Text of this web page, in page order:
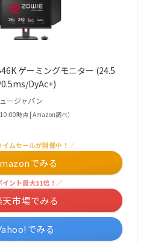
ゲーミングモニター (24.5
DyAc+)
ージャパン
時点 | Amazon調べ）
イムセールが開催中！／
でみる
イント最大11倍！／
天市場でみる
でみる